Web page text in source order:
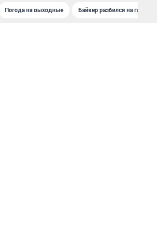
Погода на выходные Байкер разбился на глазах